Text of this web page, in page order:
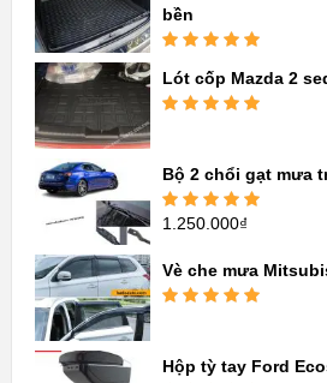
bền
hạng5.005
sao
Lót cốp Mazda 2
Bộ 2 chổi gạt mưa
Được xếp
1.250.000₫
Vè che mưa
Hộp tỳ tay Ford